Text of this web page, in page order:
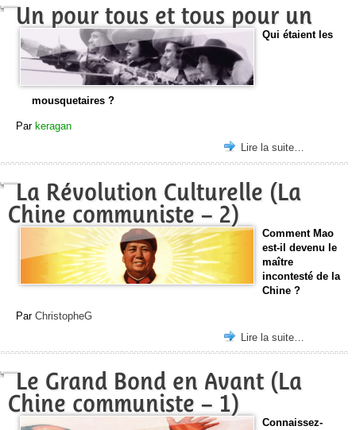
Un pour tous et tous pour un
Qui étaient les
mousquetaires ?
Par keragan
Lire la suite…
La Révolution Culturelle (La
Chine communiste – 2)
Comment Mao
est-il devenu le
maître
incontesté de la
Chine ?
Par ChristopheG
Lire la suite…
Le Grand Bond en Avant (La
Chine communiste – 1)
Connaissez-